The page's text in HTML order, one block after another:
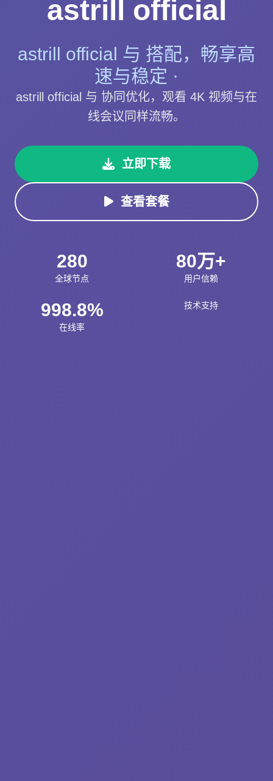
astrill official
astrill official 与 搭配，畅享高
速与稳定 ·
astrill official 与 协同优化，观看 4K 视频与在
线会议同样流畅。
立即下载
查看套餐
280
全球节点
80万+
用户信赖
998.8%
在线率
技术支持